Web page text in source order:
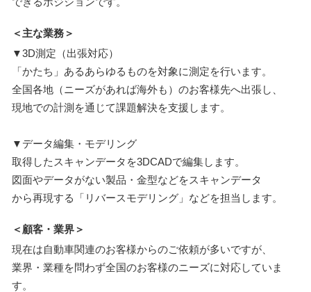
＜主な業務＞
▼3D測定（出張対応）
「かたち」あるあらゆるものを対象に測定を行います。
全国各地（ニーズがあれば海外も）のお客様先へ出張し、
現地での計測を通じて課題解決を支援します。
▼データ編集・モデリング
取得したスキャンデータを3DCADで編集します。
図面やデータがない製品・金型などをスキャンデータ
から再現する「リバースモデリング」などを担当します。
＜顧客・業界＞
現在は自動車関連のお客様からのご依頼が多いですが、
業界・業種を問わず全国のお客様のニーズに対応していま
す。